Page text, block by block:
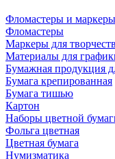
Фломастеры и маркеры
Фломастеры
Маркеры для
Материалы для
Бумажная продукция
Бумага крепированная
Бумага тишью
Картон
Наборы цветной
Фольга цветная
Цветная бумага
Нумизматика